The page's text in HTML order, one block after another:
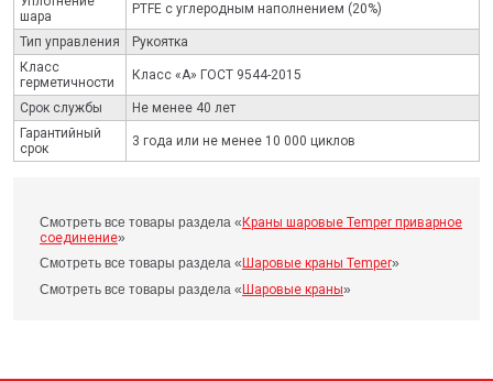
шара
PTFE с углеродным наполнением (20%)
Тип управления
Рукоятка
Класс
герметичности
Класс «А» ГОСТ 9544-2015
Срок службы
Не менее 40 лет
Гарантийный
срок
3 года или не менее 10 000 циклов
Смотреть все товары раздела «Краны шаровые Temper приварное
соединение»
Смотреть все товары раздела « Шаровые краны Temper»
Смотреть все товары раздела «Шаровые краны»